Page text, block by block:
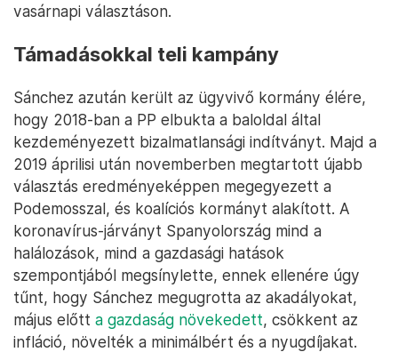
vasárnapi választáson.
Támadásokkal teli kampány
Sánchez azután került az ügyvivő kormány élére,
hogy 2018-ban a PP elbukta a baloldal által
kezdeményezett bizalmatlansági indítványt. Majd a
2019 áprilisi után novemberben megtartott újabb
választás eredményeképpen megegyezett a
Podemosszal, és koalíciós kormányt alakított. A
koronavírus-járványt Spanyolország mind a
halálozások, mind a gazdasági hatások
szempontjából megsínylette, ennek ellenére úgy
tűnt, hogy Sánchez megugrotta az akadályokat,
május előtt a gazdaság növekedett, csökkent az
infláció, növelték a minimálbért és a nyugdíjakat.